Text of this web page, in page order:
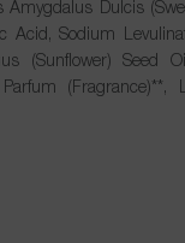
Amygdalus Dulcis
Acid, Sodium
(Sunflower) Seed
(Fragrance)**,